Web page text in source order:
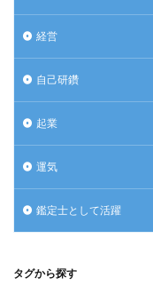
経営
自己研鑽
起業
運気
鑑定士として活躍
タグから探す